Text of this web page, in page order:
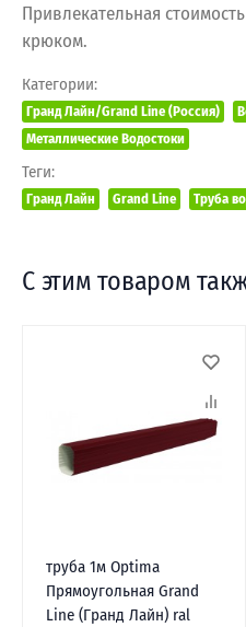
Привлекательная
крюком.
Категории:
Гранд Лайн/Grand Line (Россия)
Металлические Водостоки
Теги:
Гранд Лайн Grand Line Труба
С этим товаром
труба 1м Optima
Прямоугольная Grand
Line (Гранд Лайн) ral